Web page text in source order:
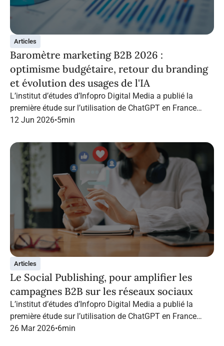
Articles
Baromètre marketing B2B 2026 :
optimisme budgétaire, retour du branding
et évolution des usages de l'IA
L’institut d’études d’Infopro Digital Media a publié la
première étude sur l’utilisation de ChatGPT en France
dans le marketing B2B.
12 Jun 2026•5min
Articles
Le Social Publishing, pour amplifier les
campagnes B2B sur les réseaux sociaux
L’institut d’études d’Infopro Digital Media a publié la
première étude sur l’utilisation de ChatGPT en France
dans le marketing B2B.
26 Mar 2026•6min